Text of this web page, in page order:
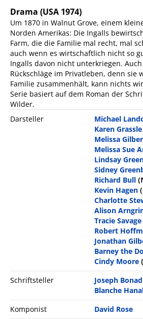
Drama (USA 1974)
Um 1870 in Walnut Grove, einem
Norden Amerikas: Die Ingalls
Farm, die die Familie mal recht, mal
auch wenn es wirtschaftlich nicht so
Ingalls davon nicht unterkriegen.
Rückschläge im Privatleben, denn sie
Familie zusammenhält, kann nichts
Serie basiert auf dem Roman der
Wilder.
Darsteller
Michael
Karen Grassle
Melissa
Melissa Sue
Lindsay
Sidney
Richard Bull
Kevin Hagen
Charlotte
Alison
Tracie Savage
Robert
Jonathan
Barney the
Cindy Moore
Schriftsteller
Joseph
Blanche
Komponist
David Rose